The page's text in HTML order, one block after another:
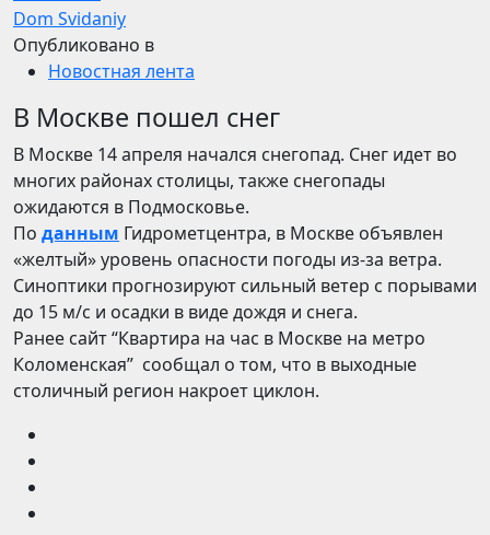
Dom Svidaniy
Опубликовано в
Новостная лента
В Москве пошел снег
В Москве 14 апреля начался снегопад. Снег идет во
многих районах столицы, также снегопады
ожидаются в Подмосковье.
По данным Гидрометцентра, в Москве объявлен
«желтый» уровень опасности погоды из-за ветра.
Синоптики прогнозируют сильный ветер с порывами
до 15 м/с и осадки в виде дождя и снега.
Ранее сайт “Квартира на час в Москве на метро
Коломенская” сообщал о том, что в выходные
столичный регион накроет циклон.